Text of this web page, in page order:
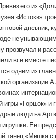
его из
«Истоки»
дневник,
не
и
все вместе
одним из
игры «Горшок»
люди на
игрушки. Ее
танец «Мишка с